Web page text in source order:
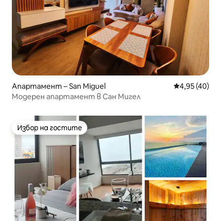
Апартамент – San Miguel Средна
4,95 (40)
Модерен апартамент в Сан Мигел
Избор на гостите
Избор на гостите